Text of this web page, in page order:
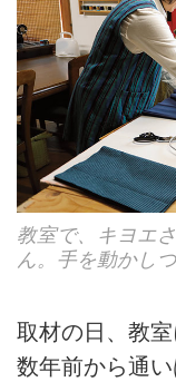
教室で、キヨエ
ん。手を動かし
取材の日、教室
数年前から通